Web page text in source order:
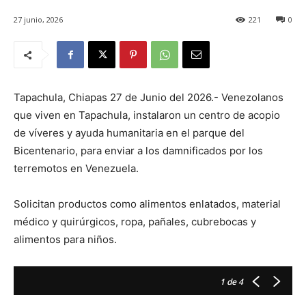
27 junio, 2026 0
221
Tapachula, Chiapas 27 de Junio del 2026.- Venezolanos
que viven en Tapachula, instalaron un centro de acopio
de víveres y ayuda humanitaria en el parque del
Bicentenario, para enviar a los damnificados por los
terremotos en Venezuela.
Solicitan productos como alimentos enlatados, material
médico y quirúrgicos, ropa, pañales, cubrebocas y
alimentos para niños.
1 de 4